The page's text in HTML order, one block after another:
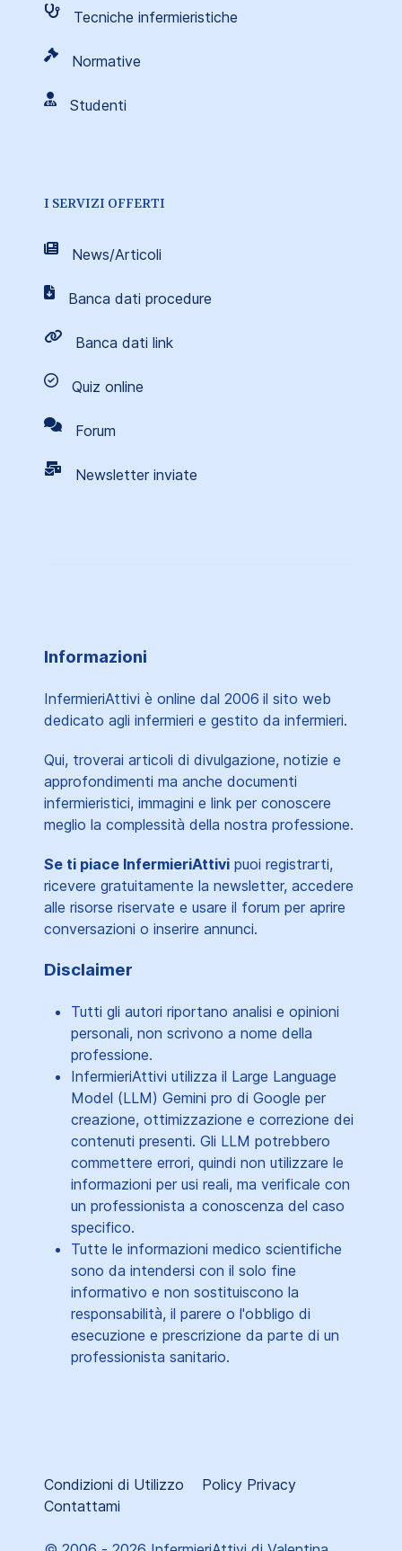
Tecniche infermieristiche
Normative
Studenti
I SERVIZI OFFERTI
News/Articoli
Banca dati procedure
Banca dati link
Quiz online
Forum
Newsletter inviate
Informazioni
InfermieriAttivi è online dal 2006 il sito web
dedicato agli infermieri e gestito da infermieri.
Qui, troverai articoli di divulgazione, notizie e
approfondimenti ma anche documenti
infermieristici, immagini e link per conoscere
meglio la complessità della nostra professione.
Se ti piace InfermieriAttivi puoi registrarti,
ricevere gratuitamente la newsletter, accedere
alle risorse riservate e usare il forum per aprire
conversazioni o inserire annunci.
Disclaimer
Tutti gli autori riportano analisi e opinioni
personali, non scrivono a nome della
professione.
InfermieriAttivi utilizza il Large Language
Model (LLM) Gemini pro di Google per
creazione, ottimizzazione e correzione dei
contenuti presenti. Gli LLM potrebbero
commettere errori, quindi non utilizzare le
informazioni per usi reali, ma verificale con
un professionista a conoscenza del caso
specifico.
Tutte le informazioni medico scientifiche
sono da intendersi con il solo fine
informativo e non sostituiscono la
responsabilità, il parere o l'obbligo di
esecuzione e prescrizione da parte di un
professionista sanitario.
Condizioni di Utilizzo
Policy Privacy
Contattami